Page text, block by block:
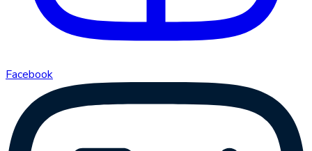
Facebook